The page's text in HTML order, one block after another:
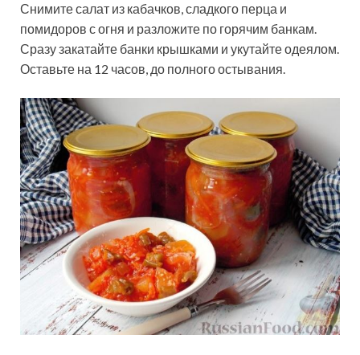
Снимите салат из кабачков, сладкого перца и
помидоров с огня и разложите по горячим банкам.
Сразу закатайте банки крышками и укутайте одеялом.
Оставьте на 12 часов, до полного остывания.